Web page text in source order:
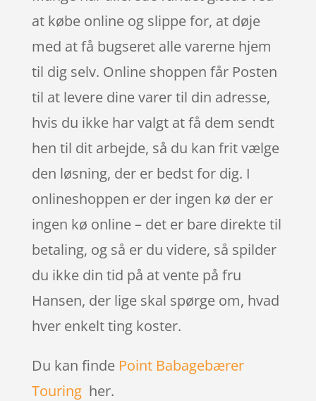
at købe online og slippe for, at døje
med at få bugseret alle varerne hjem
til dig selv. Online shoppen får Posten
til at levere dine varer til din adresse,
hvis du ikke har valgt at få dem sendt
hen til dit arbejde, så du kan frit vælge
den løsning, der er bedst for dig. I
onlineshoppen er der ingen kø der er
ingen kø online – det er bare direkte til
betaling, og så er du videre, så spilder
du ikke din tid på at vente på fru
Hansen, der lige skal spørge om, hvad
hver enkelt ting koster.
Du kan finde Point Babagebærer
Touringher.